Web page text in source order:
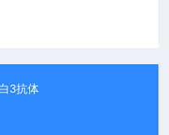
3抗体